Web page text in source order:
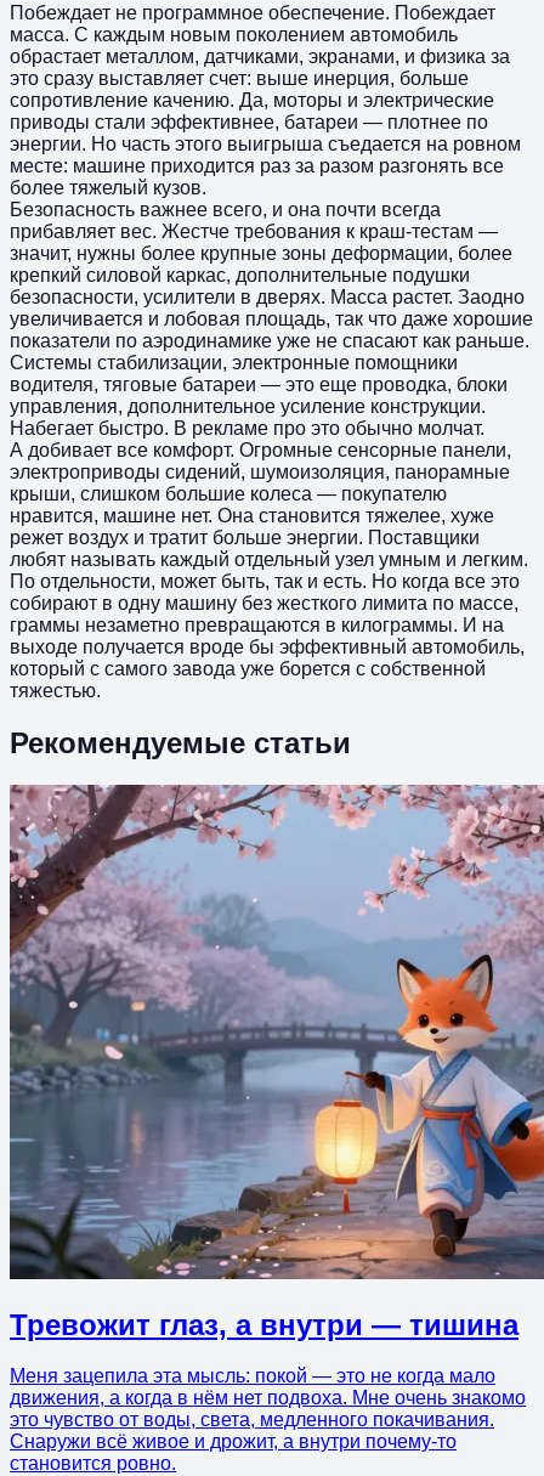
Побеждает не программное обеспечение. Побеждает
масса. С каждым новым поколением автомобиль
обрастает металлом, датчиками, экранами, и физика за
это сразу выставляет счет: выше инерция, больше
сопротивление качению. Да, моторы и электрические
приводы стали эффективнее, батареи — плотнее по
энергии. Но часть этого выигрыша съедается на ровном
месте: машине приходится раз за разом разгонять все
более тяжелый кузов.
Безопасность важнее всего, и она почти всегда
прибавляет вес. Жестче требования к краш-тестам —
значит, нужны более крупные зоны деформации, более
крепкий силовой каркас, дополнительные подушки
безопасности, усилители в дверях. Масса растет. Заодно
увеличивается и лобовая площадь, так что даже хорошие
показатели по аэродинамике уже не спасают как раньше.
Системы стабилизации, электронные помощники
водителя, тяговые батареи — это еще проводка, блоки
управления, дополнительное усиление конструкции.
Набегает быстро. В рекламе про это обычно молчат.
А добивает все комфорт. Огромные сенсорные панели,
электроприводы сидений, шумоизоляция, панорамные
крыши, слишком большие колеса — покупателю
нравится, машине нет. Она становится тяжелее, хуже
режет воздух и тратит больше энергии. Поставщики
любят называть каждый отдельный узел умным и легким.
По отдельности, может быть, так и есть. Но когда все это
собирают в одну машину без жесткого лимита по массе,
граммы незаметно превращаются в килограммы. И на
выходе получается вроде бы эффективный автомобиль,
который с самого завода уже борется с собственной
тяжестью.
Рекомендуемые статьи
Тревожит глаз, а внутри — тишина
Меня зацепила эта мысль: покой — это не когда мало
движения, а когда в нём нет подвоха. Мне очень знакомо
это чувство от воды, света, медленного покачивания.
Снаружи всё живое и дрожит, а внутри почему-то
становится ровно.